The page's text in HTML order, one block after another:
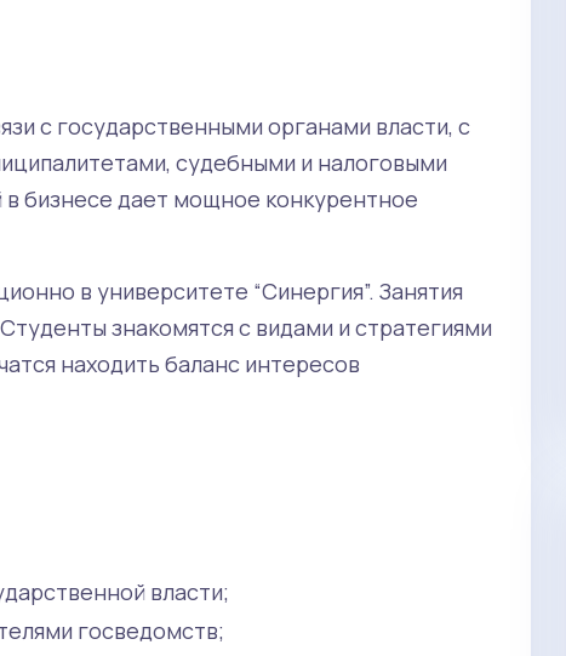
с государственными органами власти, с
судебными и налоговыми
бизнесе дает мощное конкурентное
в университете “Синергия”. Занятия
знакомятся с видами и стратегиями
находить баланс интересов
власти;
госведомств;